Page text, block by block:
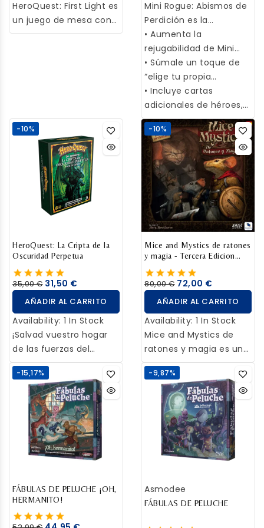
HeroQuest: First Light es
un juego de mesa con
el que podrás vivir la
exploran ambientes
inmersivos y enfrentan
a las malvadas fuerzas
de Zargon, el
controlador del juego.
Mini Rogue: Abismos de
Perdición es la
expansión de Mini
Rogue que añade un
conjunto de cartas con
ambientación e historia,
dándole un toque de
"elige tu propia
aventura" al juego.
Descubre las nuevas
posibilidades aventura
tras aventura.
• Aumenta la
rejugabilidad de Mini
Rogue con su
expansión.
• Súmale un toque de
“elige tu propia
aventura”.
• Incluye cartas
adicionales de héroes,
enemigos y tesoros.
-10%
HeroQuest: La Cripta de la
Oscuridad Perpetua
35,00 € 31,50 €
AÑADIR AL CARRITO
Availability: 1 In Stock
¡Salvad vuestro hogar
de las fuerzas del
Terror! Los secuaces de
Zargon están a las
puertas de vuestro
hogar y amenazan con
destruirlo. Armados solo
con vuestras
pertenencias y un
antiguo mapa de origen
emprender un viaje
subterráneo en busca
de una cripta perdida
-10%
Mice and Mystics de ratones
y magia - Tercera Edicion
Revisada
80,00 € 72,00 €
AÑADIR AL CARRITO
Availability: 1 In Stock
Mice and Mystics de
ratones y magia es un
juego de mesa que te
sumergirá en un
maravilloso cuento. En
él, recorrerás los
capítulos convertido en
un Ratón aventurero
que intenta salvar el
Reino de las manos de
la cual intentará
convertirse en Reina a
-15,17%
FÁBULAS DE PELUCHE ¡OH,
HERMANITO!
-9,87%
Asmodee
FÁBULAS DE PELUCHE